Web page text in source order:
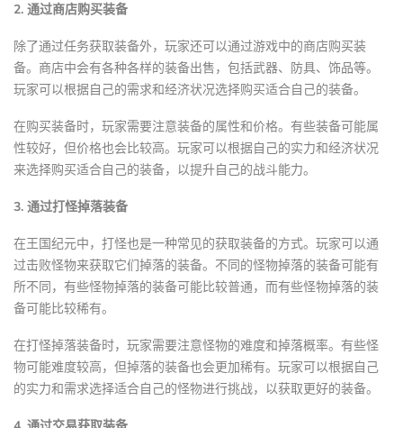
2. 通过商店购买装备
除了通过任务获取装备外，玩家还可以通过游戏中的商店购买装
备。商店中会有各种各样的装备出售，包括武器、防具、饰品等。
玩家可以根据自己的需求和经济状况选择购买适合自己的装备。
在购买装备时，玩家需要注意装备的属性和价格。有些装备可能属
性较好，但价格也会比较高。玩家可以根据自己的实力和经济状况
来选择购买适合自己的装备，以提升自己的战斗能力。
3. 通过打怪掉落装备
在王国纪元中，打怪也是一种常见的获取装备的方式。玩家可以通
过击败怪物来获取它们掉落的装备。不同的怪物掉落的装备可能有
所不同，有些怪物掉落的装备可能比较普通，而有些怪物掉落的装
备可能比较稀有。
在打怪掉落装备时，玩家需要注意怪物的难度和掉落概率。有些怪
物可能难度较高，但掉落的装备也会更加稀有。玩家可以根据自己
的实力和需求选择适合自己的怪物进行挑战，以获取更好的装备。